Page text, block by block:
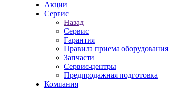
Акции
Сервис
Назад
Сервис
Гарантия
Правила приема оборудования
Запчасти
Сервис-центры
Предпродажная подготовка
Компания